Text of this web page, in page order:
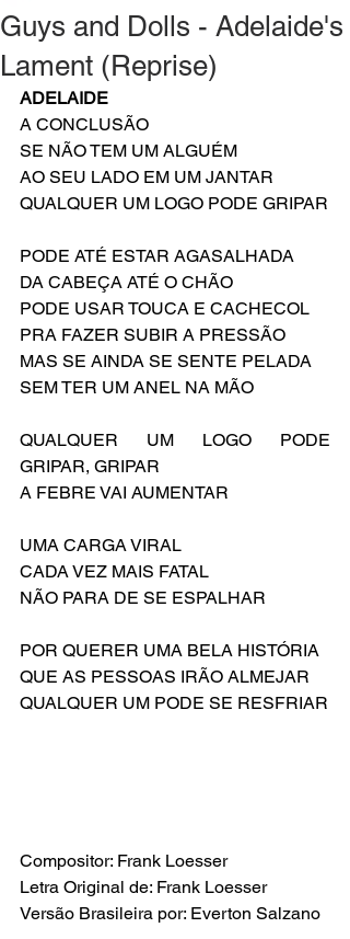
Guys and Dolls - Adelaide's
Lament (Reprise)
ADELAIDE
A CONCLUSÃO
SE NÃO TEM UM ALGUÉM
AO SEU LADO EM UM JANTAR
QUALQUER UM LOGO PODE GRIPAR
PODE ATÉ ESTAR AGASALHADA
DA CABEÇA ATÉ O CHÃO
PODE USAR TOUCA E CACHECOL
PRA FAZER SUBIR A PRESSÃO
MAS SE AINDA SE SENTE PELADA
SEM TER UM ANEL NA MÃO
QUALQUER UM LOGO PODE
GRIPAR, GRIPAR
A FEBRE VAI AUMENTAR
UMA CARGA VIRAL
CADA VEZ MAIS FATAL
NÃO PARA DE SE ESPALHAR
POR QUERER UMA BELA HISTÓRIA
QUE AS PESSOAS IRÃO ALMEJAR
QUALQUER UM PODE SE RESFRIAR
Compositor: Frank Loesser
Letra Original de: Frank Loesser
Versão Brasileira por: Everton Salzano